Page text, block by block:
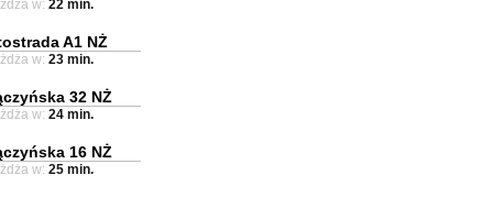
w: 22 min.
A1 NŻ
w: 23 min.
32 NŻ
w: 24 min.
16 NŻ
w: 25 min.